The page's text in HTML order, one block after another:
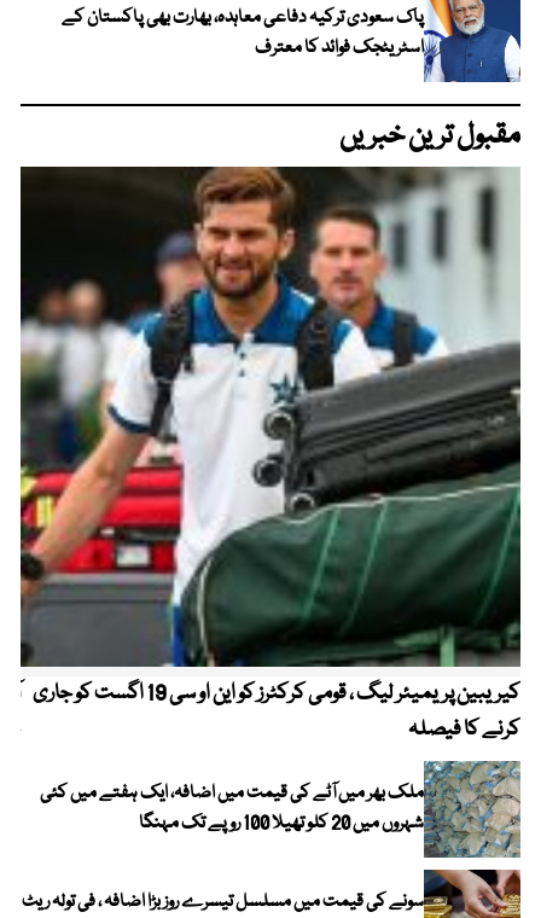
پاک سعودی ترکیہ دفاعی معاہدہ، بھارت بھی پاکستان کے
اسٹریٹجک فوائد کا معترف
مقبول ترین خبریں
کیریبین پریمیئر لیگ ، قومی کرکٹرز کو این او سی 19 اگست کو جاری
کرنے کا فیصلہ
ملک بھر میں آٹے کی قیمت میں اضافہ، ایک ہفتے میں کئی
شہروں میں 20 کلو تھیلا 100 روپے تک مہنگا
سونے کی قیمت میں مسلسل تیسرے روز بڑا اضافہ ، فی تولہ ریٹ